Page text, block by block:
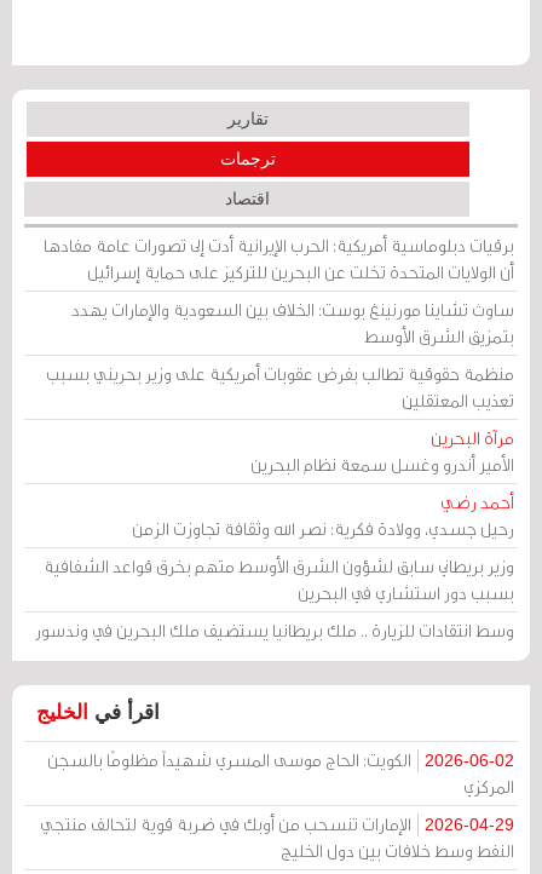
تقارير
ترجمات
اقتصاد
برقيات دبلوماسية أمريكية: الحرب الإيرانية أدت إلى تصورات عامة مفادها
أن الولايات المتحدة تخلت عن البحرين للتركيز على حماية إسرائيل
ساوث تشاينا مورنينغ بوست: الخلاف بين السعودية والإمارات يهدد
بتمزيق الشرق الأوسط
منظمة حقوقية تطالب بفرض عقوبات أمريكية على وزير بحريني بسبب
تعذيب المعتقلين
مرآة البحرين
الأمير أندرو وغسل سمعة نظام البحرين
أحمد رضي
رحيل جسدي، وولادة فكرية: نصر الله وثقافة تجاوزت الزمن
وزير بريطاني سابق لشؤون الشرق الأوسط متهم بخرق قواعد الشفافية
بسبب دور استشاري في البحرين
وسط انتقادات للزيارة .. ملك بريطانيا يستضيف ملك البحرين في وندسور
اقرأ في الخليج
2026-06-02
الكويت: الحاج موسى المسري شهيداً مظلومًا بالسجن
المركزي
2026-04-29
الإمارات تنسحب من أوبك في ضربة قوية لتحالف منتجي
النفط وسط خلافات بين دول الخليج